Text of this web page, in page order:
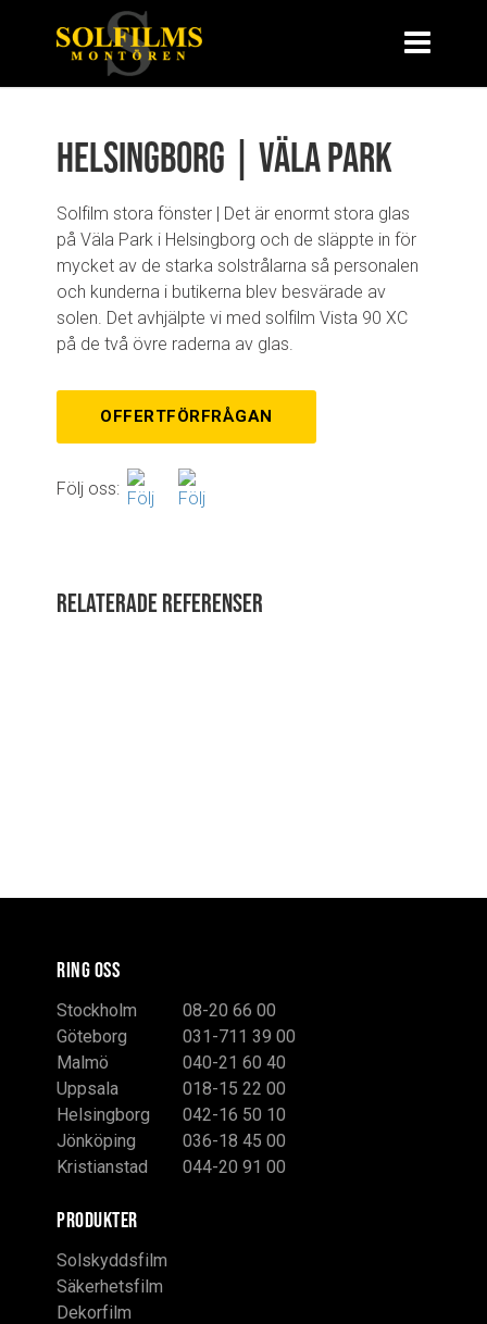
Helsingborg | Väla Park
Solfilm stora fönster | Det är enormt stora glas
på Väla Park i Helsingborg och de släppte in för
mycket av de starka solstrålarna så personalen
och kunderna i butikerna blev besvärade av
solen. Det avhjälpte vi med solfilm Vista 90 XC
på de två övre raderna av glas.
OFFERTFÖRFRÅGAN
Följ oss:
Relaterade referenser
RING OSS
Stockholm
08-20 66 00
Göteborg
031-711 39 00
Malmö
040-21 60 40
Uppsala
018-15 22 00
Helsingborg
042-16 50 10
Jönköping
036-18 45 00
Kristianstad
044-20 91 00
PRODUKTER
Solskyddsfilm
Säkerhetsfilm
Dekorfilm